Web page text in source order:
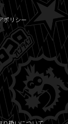
ポリシー